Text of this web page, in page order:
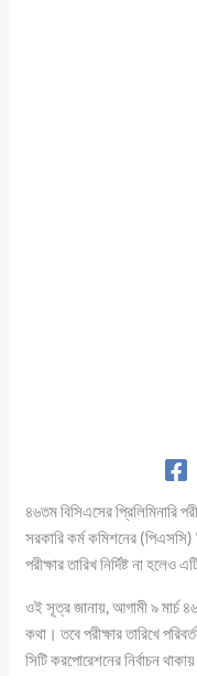
৪৬তম বিসিএসের প্রিলিমিনারি
সরকারি কর্ম কমিশনের (পিএসসি)
পরীক্ষার তারিখ নির্দিষ্ট না
ওই সূত্র জানায়, আগামী ৯ মার্চ
কথা। তবে পরীক্ষার তারিখে
সিটি করপোরেশনের নির্বাচন